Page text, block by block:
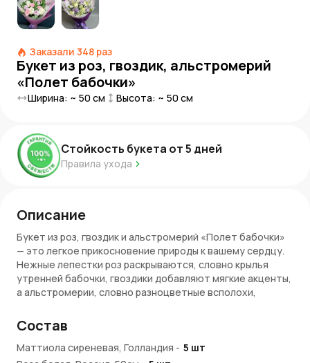
Заказали 348 раз
Букет из роз, гвоздик, альстромерий
«Полет бабочки»
Ширина: ~ 50 см Высота: ~ 50 см
Стойкость букета от5 дней
Правила ухода
Описание
Букет из роз, гвоздик и альстромерий «Полет бабочки»
— это легкое прикосновение природы к вашему сердцу.
Нежные лепестки роз раскрываются, словно крылья
утренней бабочки, гвоздики добавляют мягкие акценты,
а альстромерии, словно разноцветные всполохи,
букет будто соткан из летнего бриза и первых лучей
солнца, пробуждающих чувства и дарящих ощущение
безмятежного счастья.
Состав
Маттиола сиреневая, Голландия - 5 шт